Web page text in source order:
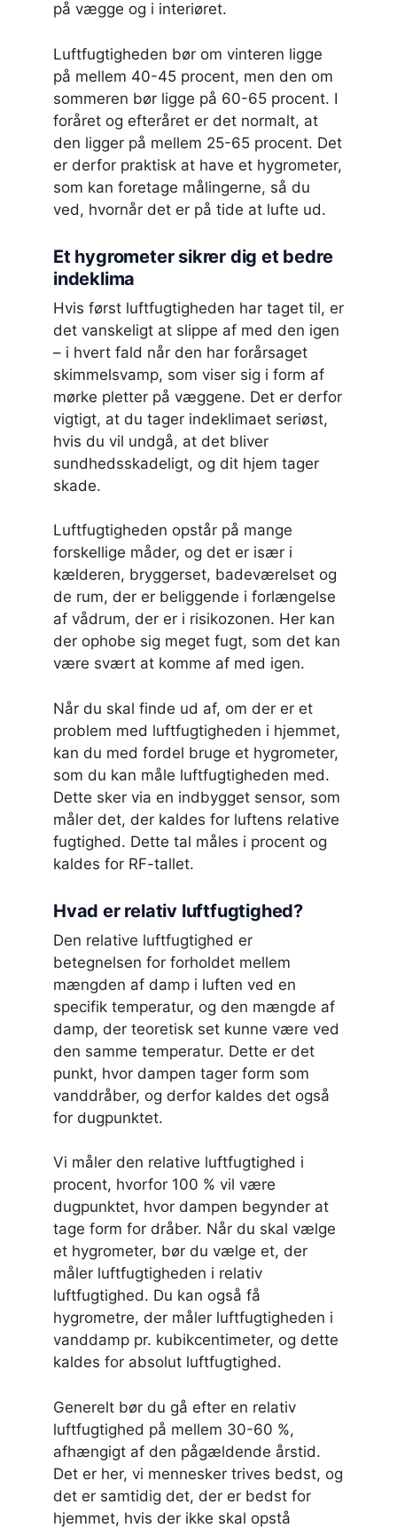
på vægge og i interiøret.
Luftfugtigheden bør om vinteren ligge
på mellem 40-45 procent, men den om
sommeren bør ligge på 60-65 procent. I
foråret og efteråret er det normalt, at
den ligger på mellem 25-65 procent. Det
er derfor praktisk at have et hygrometer,
som kan foretage målingerne, så du
ved, hvornår det er på tide at lufte ud.
Et hygrometer sikrer dig et bedre
indeklima
Hvis først luftfugtigheden har taget til, er
det vanskeligt at slippe af med den igen
– i hvert fald når den har forårsaget
skimmelsvamp, som viser sig i form af
mørke pletter på væggene. Det er derfor
vigtigt, at du tager indeklimaet seriøst,
hvis du vil undgå, at det bliver
sundhedsskadeligt, og dit hjem tager
skade.
Luftfugtigheden opstår på mange
forskellige måder, og det er især i
kælderen, bryggerset, badeværelset og
de rum, der er beliggende i forlængelse
af vådrum, der er i risikozonen. Her kan
der ophobe sig meget fugt, som det kan
være svært at komme af med igen.
Når du skal finde ud af, om der er et
problem med luftfugtigheden i hjemmet,
kan du med fordel bruge et hygrometer,
som du kan måle luftfugtigheden med.
Dette sker via en indbygget sensor, som
måler det, der kaldes for luftens relative
fugtighed. Dette tal måles i procent og
kaldes for RF-tallet.
Hvad er relativ luftfugtighed?
Den relative luftfugtighed er
betegnelsen for forholdet mellem
mængden af damp i luften ved en
specifik temperatur, og den mængde af
damp, der teoretisk set kunne være ved
den samme temperatur. Dette er det
punkt, hvor dampen tager form som
vanddråber, og derfor kaldes det også
for dugpunktet.
Vi måler den relative luftfugtighed i
procent, hvorfor 100 % vil være
dugpunktet, hvor dampen begynder at
tage form for dråber. Når du skal vælge
et hygrometer, bør du vælge et, der
måler luftfugtigheden i relativ
luftfugtighed. Du kan også få
hygrometre, der måler luftfugtigheden i
vanddamp pr. kubikcentimeter, og dette
kaldes for absolut luftfugtighed.
Generelt bør du gå efter en relativ
luftfugtighed på mellem 30-60 %,
afhængigt af den pågældende årstid.
Det er her, vi mennesker trives bedst, og
det er samtidig det, der er bedst for
hjemmet, hvis der ikke skal opstå